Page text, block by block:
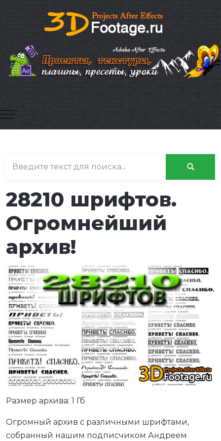
Mobile Menu Toggle
28210 шрифтов.
Огромнейший
архив!
Размер архива: 1 Гб
Огромный архив с различными шрифтами,
собранный нашим подписчиком Андреем